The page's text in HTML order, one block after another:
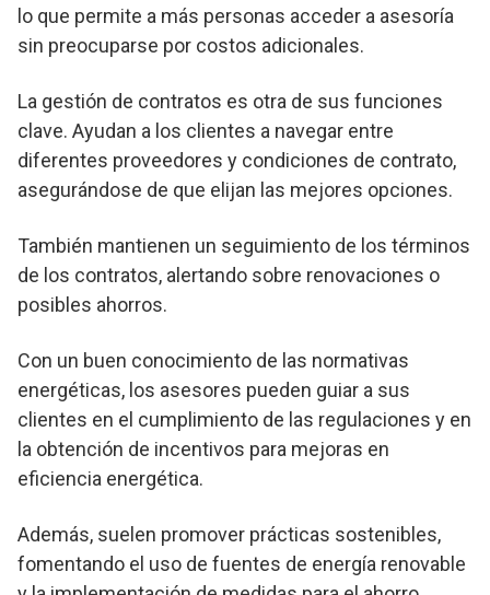
lo que permite a más personas acceder a asesoría
sin preocuparse por costos adicionales.
La gestión de contratos es otra de sus funciones
clave. Ayudan a los clientes a navegar entre
diferentes proveedores y condiciones de contrato,
asegurándose de que elijan las mejores opciones.
También mantienen un seguimiento de los términos
de los contratos, alertando sobre renovaciones o
posibles ahorros.
Con un buen conocimiento de las normativas
energéticas, los asesores pueden guiar a sus
clientes en el cumplimiento de las regulaciones y en
la obtención de incentivos para mejoras en
eficiencia energética.
Además, suelen promover prácticas sostenibles,
fomentando el uso de fuentes de energía renovable